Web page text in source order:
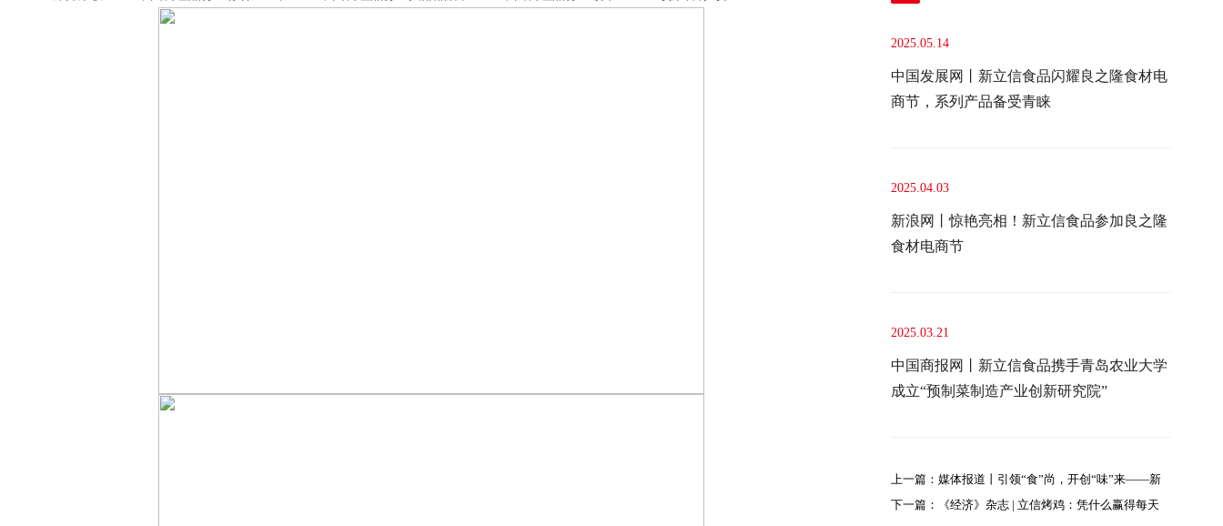
2025.05.14
中国发展网丨新立信食品闪耀良之隆食材电
商节，系列产品备受青睐
2025.04.03
新浪网丨惊艳亮相！新立信食品参加良之隆
食材电商节
2025.03.21
中国商报网丨新立信食品携手青岛农业大学
成立“预制菜制造产业创新研究院”
上一篇：媒体报道丨引领“食”尚，开创“味”来——新
立信食品亮相上海华食展
下一篇：《经济》杂志 | 立信烤鸡：凭什么赢得每天